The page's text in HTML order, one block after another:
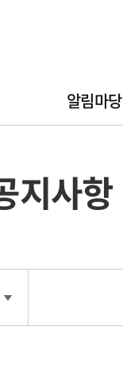
알림마당
지사항